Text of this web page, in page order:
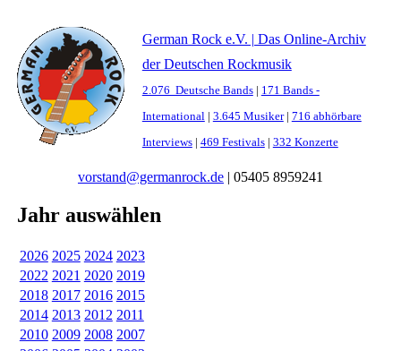
German Rock e.V. | Das Online-Archiv
der Deutschen Rockmusik
2.076 Deutsche Bands| 171 Bands -
International| 3.645 Musiker| 716 abhörbare
Interviews| 469 Festivals| 332 Konzerte
vorstand@germanrock.de| 05405 8959241
Jahr auswählen
2026 2025 2024 2023
2022 2021 2020 2019
2018 2017 2016 2015
2014 2013 2012 2011
2010 2009 2008 2007